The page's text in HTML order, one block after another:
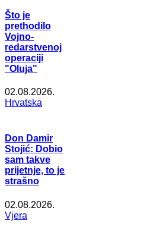
Što je
prethodilo
Vojno-
redarstvenoj
operaciji
"Oluja"
02.08.2026.
Hrvatska
Don Damir
Stojić: Dobio
sam takve
prijetnje, to je
strašno
02.08.2026.
Vjera